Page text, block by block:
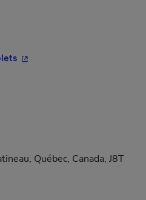
- Cet hyperlien s'ouvrira
Québec, Canada, J8T